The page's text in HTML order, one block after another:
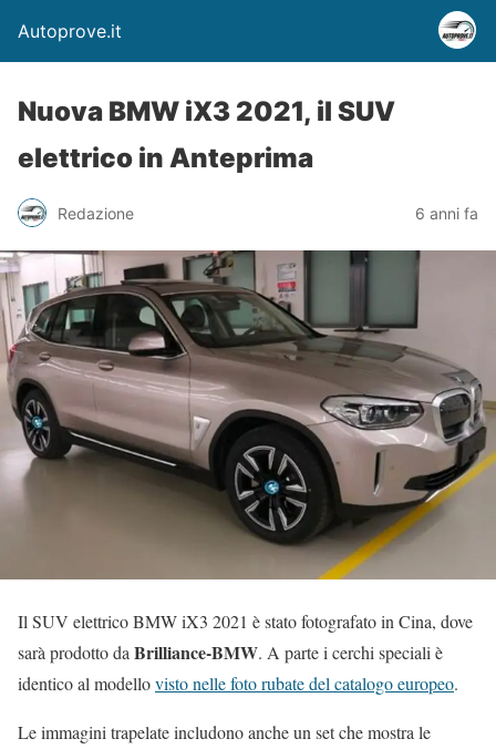
Autoprove.it
Nuova BMW iX3 2021, il SUV
elettrico in Anteprima
Redazione 6 anni fa
Il SUV elettrico BMW iX3 2021 è stato fotografato in Cina, dove
sarà prodotto da Brilliance-BMW. A parte i cerchi speciali è
identico al modellovisto nelle foto rubate del catalogo europeo.
Le immagini trapelate includono anche un set che mostra le